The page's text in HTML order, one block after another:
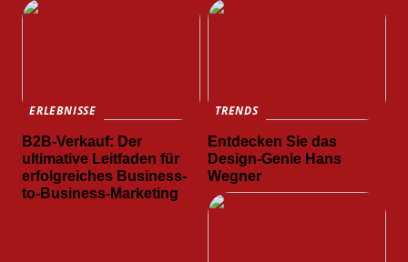
ERLEBNISSE
B2B-Verkauf: Der
ultimative Leitfaden für
erfolgreiches Business-
to-Business-Marketing
TRENDS
Entdecken Sie das
Design-Genie Hans
Wegner